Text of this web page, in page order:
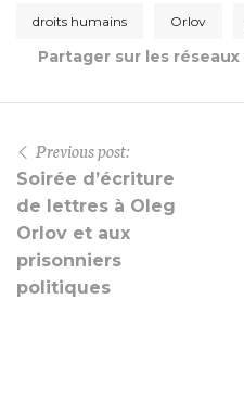
droits humains Orlov
Partager sur les réseaux
Previous post:
Soirée d’écriture
de lettres à Oleg
Orlov et aux
prisonniers
politiques